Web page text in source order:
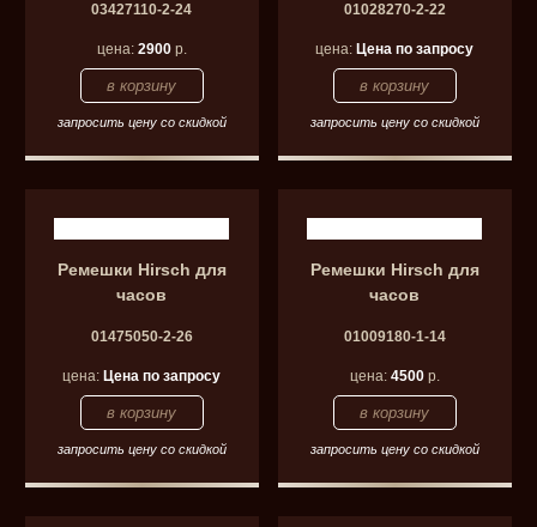
03427110-2-24
цена: 2900р.
запросить цену со скидкой
01028270-2-22
цена: Цена по запросу
запросить цену со скидкой
Ремешки Hirsch для
часов
01475050-2-26
цена: Цена по запросу
запросить цену со скидкой
Ремешки Hirsch для
часов
01009180-1-14
цена: 4500р.
запросить цену со скидкой